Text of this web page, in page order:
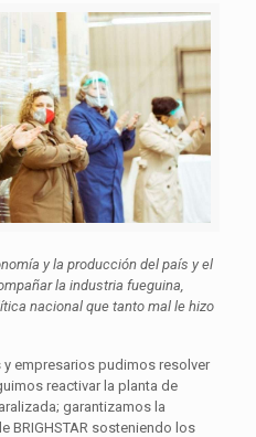
y la producción del país y el
la industria fueguina,
nacional que tanto mal le hizo
empresarios pudimos resolver
reactivar la planta de
garantizamos la
BRIGHSTAR sosteniendo los